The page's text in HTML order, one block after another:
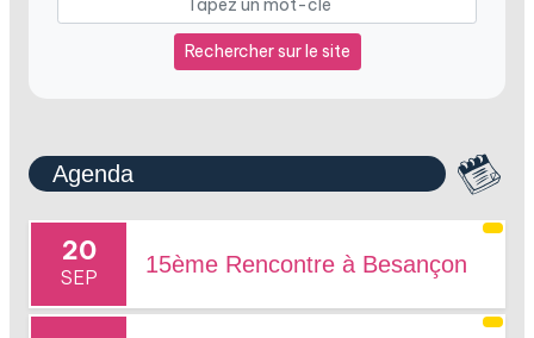
Rechercher sur le site
Agenda
20
SEP 15ème Rencontre à Besançon